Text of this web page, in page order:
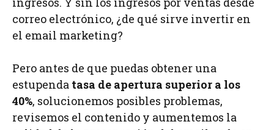
correo electrónico, ¿de qué sirve invertir en
el email marketing?
Pero antes de que puedas obtener una
estupenda tasa de apertura superior a los
40%, solucionemos posibles problemas,
revisemos el contenido y aumentemos la